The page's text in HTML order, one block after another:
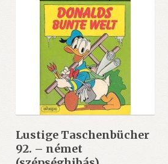
Lustige Taschenbücher
92. – német